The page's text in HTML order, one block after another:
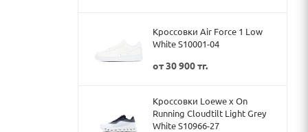
Кроссовки Air Force 1 Low
White S10001-04
от30 900 тг.
Кроссовки Loewe x On
Running Cloudtilt Light Grey
White S10966-27